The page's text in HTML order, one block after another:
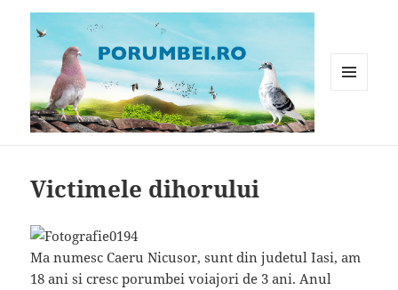
Victimele dihorului
Ma numesc Caeru Nicusor, sunt din judetul Iasi, am
18 ani si cresc porumbei voiajori de 3 ani. Anul